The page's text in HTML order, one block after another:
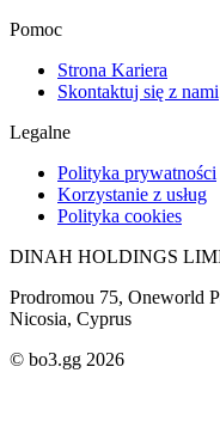
Pomoc
Strona Kariera
Skontaktuj się z nami
Legalne
Polityka prywatności
Korzystanie z usług
Polityka cookies
DINAH HOLDINGS
Prodromou 75, Oneworld
Nicosia, Cyprus
© bo3.gg 2026